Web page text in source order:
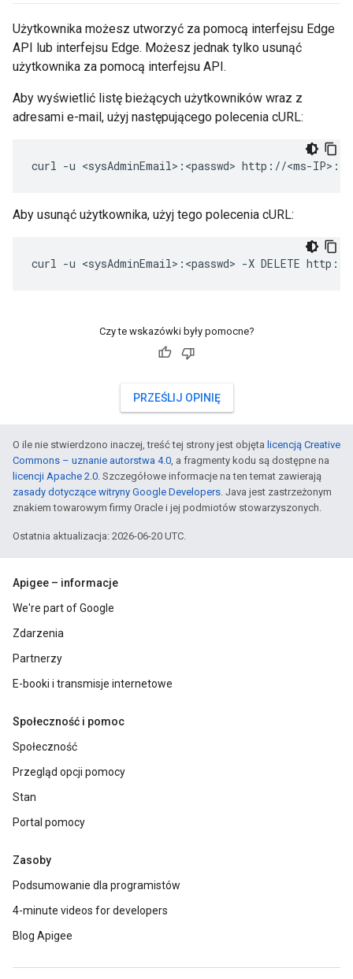
Użytkownika możesz utworzyć za pomocą interfejsu Edge
API lub interfejsu Edge. Możesz jednak tylko usunąć
użytkownika za pomocą interfejsu API.
Aby wyświetlić listę bieżących użytkowników wraz z
adresami e-mail, użyj następującego polecenia cURL:
curl -u <sysAdminEmail>:<passwd> http://<ms-
Aby usunąć użytkownika, użyj tego polecenia cURL:
curl -u <sysAdminEmail>:<passwd> -X DELETE
Czy te wskazówki były pomocne?
PRZEŚLIJ OPINIĘ
O ile nie stwierdzono inaczej, treść tej strony jest objęta licencją Creative
Commons – uznanie autorstwa 4.0, a fragmenty kodu są dostępne na
licencji Apache 2.0. Szczegółowe informacje na ten temat zawierają
zasady dotyczące witryny Google Developers. Java jest zastrzeżonym
znakiem towarowym firmy Oracle i jej podmiotów stowarzyszonych.
Ostatnia aktualizacja: 2026-06-20 UTC.
Apigee – informacje
We're part of Google
Zdarzenia
Partnerzy
E-booki i transmisje internetowe
Społeczność i pomoc
Społeczność
Przegląd opcji pomocy
Stan
Portal pomocy
Zasoby
Podsumowanie dla programistów
4-minute videos for developers
Blog Apigee